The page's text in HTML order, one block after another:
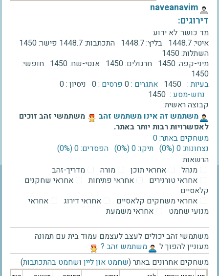
‫naveanavim‬
דירוגים:
מד כושר:לא ידוע
איטי:1448.7 בליץ:1448.7 התכתבות:1448.7 פישר:1450
השתלות:1450
מיני-קפה:1450 חרגולים:1450 אנטי-שח:1450 חופשי:
1450
בעיות : 1450 אתגרים :0 פרסים :0 ניסיון :0
נחש-מסע : 1450
קבוצה ראשית:
‫משתמש זה אינו משתמש זהב‬
משתמשי זהב זוכים
לאפשרויות רבות יותר באתר.
משחקים באתר: 0
נצחונות: 0 ‫(0%)‬
תיקו: 0 ‫(0%)‬
הפסדים: 0 ‫(0%)‬
הרשאות:
מנהל
אחראי תוכן מורה
מדריך-זהב
אחראי טורנירים
אחראי פתיחות
אחראי שחקנים
קלאסיים
אחראי משחקים קלאסיים
אחראי דירוג
אחראי
מנועי שחמט
אחראי משמעת
משתמשי זהב יכולים לעצב לעצמם עמוד בית עם תמונה
מעוניין להפוך ל
‫משתמש זהב ?‬
משחקים אחרונים באתר (שחמט און ליין ושחמט בהתכתבות)